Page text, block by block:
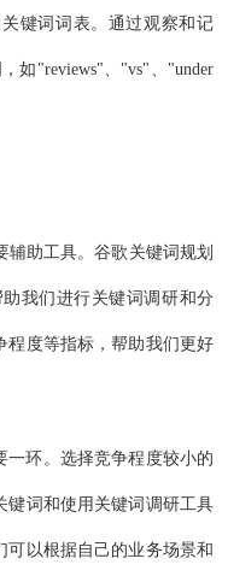
键词词表。通过观察和记
如"reviews"、"vs"、"under
辅助工具。谷歌关键词规划
助我们进行关键词调研和分
程度等指标，帮助我们更好
一环。选择竞争程度较小的
键词和使用关键词调研工具
可以根据自己的业务场景和